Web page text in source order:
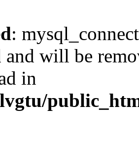
:
and will be
in